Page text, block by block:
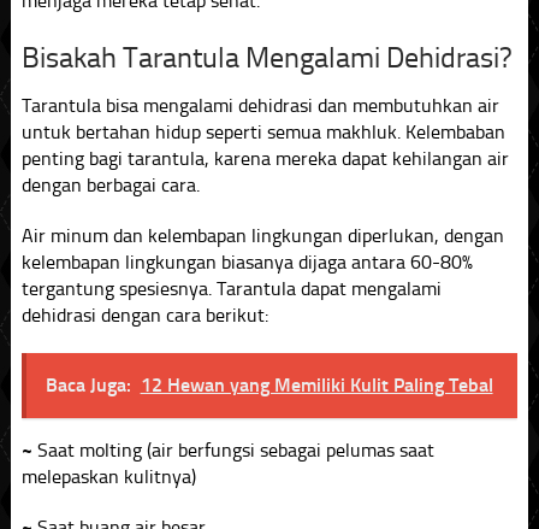
Bisakah Tarantula Mengalami Dehidrasi?
Tarantula bisa mengalami dehidrasi dan membutuhkan air
untuk bertahan hidup seperti semua makhluk. Kelembaban
penting bagi tarantula, karena mereka dapat kehilangan air
dengan berbagai cara.
Air minum dan kelembapan lingkungan diperlukan, dengan
kelembapan lingkungan biasanya dijaga antara 60-80%
tergantung spesiesnya. Tarantula dapat mengalami
dehidrasi dengan cara berikut:
Baca Juga: 12 Hewan yang Memiliki Kulit Paling Tebal
~ Saat molting (air berfungsi sebagai pelumas saat
melepaskan kulitnya)